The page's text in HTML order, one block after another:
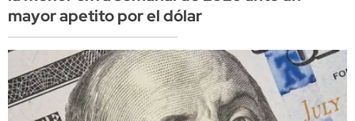
mayor apetito por el dólar